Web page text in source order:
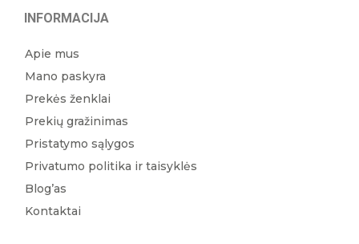
INFORMACIJA
Apie mus
Mano paskyra
Prekės ženklai
Prekių gražinimas
Pristatymo sąlygos
Privatumo politika ir taisyklės
Blog’as
Kontaktai